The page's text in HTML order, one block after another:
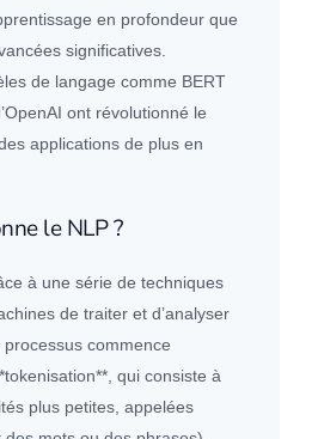
en profondeur que
significatives.
de langage comme BERT
ont révolutionné le
applications de plus en
le NLP ?
à une série de techniques
de traiter et d’analyser
commence
qui consiste à
plus petites, appelées